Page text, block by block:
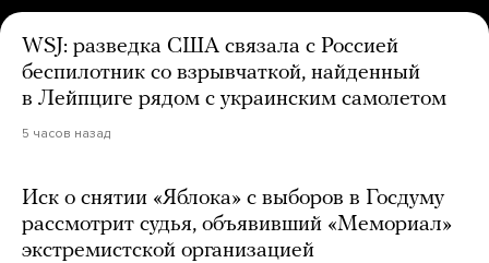
WSJ: разведка США связала с Россией
беспилотник со взрывчаткой, найденный
в Лейпциге рядом с украинским самолетом
5 часов назад
Иск о снятии «Яблока» с выборов в Госдуму
рассмотрит судья, объявивший «Мемориал»
экстремистской организацией